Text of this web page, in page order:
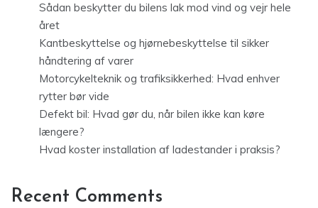
Sådan beskytter du bilens lak mod vind og vejr hele
året
Kantbeskyttelse og hjørnebeskyttelse til sikker
håndtering af varer
Motorcykelteknik og trafiksikkerhed: Hvad enhver
rytter bør vide
Defekt bil: Hvad gør du, når bilen ikke kan køre
længere?
Hvad koster installation af ladestander i praksis?
Recent Comments